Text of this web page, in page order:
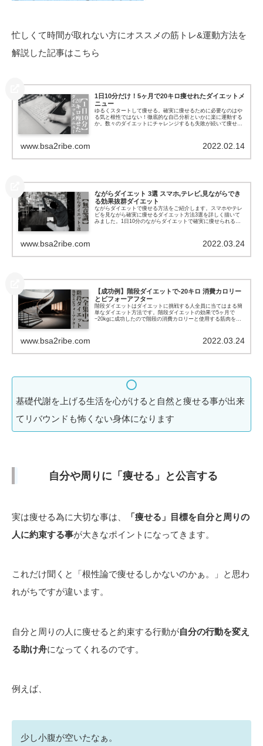
忙しくて時間が取れない方にオススメの筋トレ&運動方法を
解説した記事はこちら
1日10分だけ！5ヶ月で20キロ痩せれたダイエットメ
ニュー
ゆるくスタートして痩せる。確実に痩せるために必要なのはや
る気と根性ではない！徹底的な自己分析といかに楽に運動する
か。数々のダイエットにチャレンジするも失敗が続いて痩せる
www.bsa2ribe.com 2022.02.14
ながらダイエット 3選 スマホ,テレビ,見ながらでき
る効果抜群ダイエット
ながらダイエットで痩せる方法をご紹介します。スマホやテレ
ビを見ながら確実に痩せるダイエット方法3選を詳しく描いて
みました。1日10分のながらダイエットで確実に痩せられる。
www.bsa2ribe.com 2022.03.24
【成功例】階段ダイエットで-20キロ 消費カロリー
とビフォーアフター
階段ダイエットはダイエットに挑戦する人全員に当てはまる簡
単なダイエット方法です。階段ダイエットの効果で5ヶ月で
−20kgに成功したので階段の消費カロリーと使用する筋肉を解
www.bsa2ribe.com 2022.03.24
基礎代謝を上げる生活を心がけると自然と痩せる事が出来
てリバウンドも怖くない身体になります
自分や周りに「痩せる」と公言する
実は痩せる為に大切な事は、
「痩せる」目標を自分と周りの
人に約束する事が大きなポイントになってきます。
これだけ聞くと「根性論で痩せるしかないのかぁ。」と思わ
れがちですが違います。
自分と周りの人に痩せると約束する行動が自分の行動を変え
る助け舟になってくれるのです。
例えば、
少し小腹が空いたなぁ。